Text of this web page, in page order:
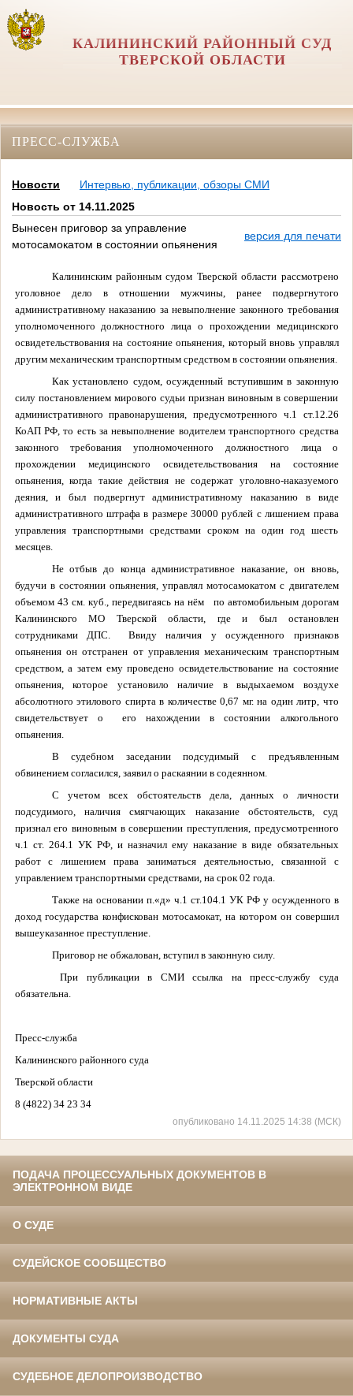
КАЛИНИНСКИЙ РАЙОННЫЙ СУД
ТВЕРСКОЙ ОБЛАСТИ
ПРЕСС-СЛУЖБА
Новости
Интервью, публикации, обзоры СМИ
Новость от 14.11.2025
Вынесен приговор за управление
мотосамокатом в состоянии опьянения
версия для печати
Калининским районным судом Тверской области рассмотрено
уголовное дело в отношении мужчины, ранее подвергнутого
административному наказанию за невыполнение законного требования
уполномоченного должностного лица о прохождении медицинского
освидетельствования на состояние опьянения, который вновь управлял
другим механическим транспортным средством в состоянии опьянения.
Как установлено судом, осужденный вступившим в законную
силу постановлением мирового судьи признан виновным в совершении
административного правонарушения, предусмотренного ч.1 ст.12.26
КоАП РФ, то есть за невыполнение водителем транспортного средства
законного требования уполномоченного должностного лица о
прохождении медицинского освидетельствования на состояние
опьянения, когда такие действия не содержат уголовно-наказуемого
деяния, и был подвергнут административному наказанию в виде
административного штрафа в размере 30000 рублей с лишением права
управления транспортными средствами сроком на один год шесть
месяцев.
Не отбыв до конца административное наказание, он вновь,
будучи в состоянии опьянения, управлялмотосамокатом с двигателем
объемом 43 см. куб., передвигаясь на нём по автомобильным дорогам
Калининского МО Тверской области, где и был остановлен
сотрудниками ДПС. Ввиду наличия у осужденного признаков
опьянения он отстранен от управления механическим транспортным
средством, а затем ему проведено освидетельствование на состояние
опьянения, которое установило наличие в выдыхаемом воздухе
абсолютного этилового спирта в количестве 0,67 мг. на один литр, что
свидетельствует о его нахождении в состоянии алкогольного
опьянения.
В судебном заседании подсудимый с предъявленным
обвинением согласился, заявил о раскаянии в содеянном.
С учетом всех обстоятельств дела, данных о личности
подсудимого, наличия смягчающих наказание обстоятельств, суд
признал его виновным в совершении преступления, предусмотренного
ч.1 ст. 264.1 УК РФ, и назначил ему наказание в виде обязательных
работ с лишением права заниматься деятельностью, связанной с
управлением транспортными средствами, на срок 02 года.
Также на основании п.«д» ч.1 ст.104.1 УК РФ у осужденного в
доход государства конфискован мотосамокат, на котором он совершил
вышеуказанное преступление.
Приговор не обжалован, вступил в законную силу.
При публикации в СМИ ссылка на пресс-службу суда
обязательна.
Пресс-служба
Калининского районного суда
Тверской области
8 (4822) 34 23 34
опубликовано 14.11.2025 14:38 (МСК)
ПОДАЧА ПРОЦЕССУАЛЬНЫХ ДОКУМЕНТОВ В
ЭЛЕКТРОННОМ ВИДЕ
О СУДЕ
СУДЕЙСКОЕ СООБЩЕСТВО
НОРМАТИВНЫЕ АКТЫ
ДОКУМЕНТЫ СУДА
СУДЕБНОЕ ДЕЛОПРОИЗВОДСТВО